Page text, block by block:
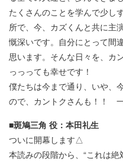
たくさんのことを学んで少し
所で、今、カズくんと共に主
慨深いです。自分にとって間
思います。そんな日々を、カ
っっっても幸せです！
僕たちは今まで通り、いや、
ので、カントクさんも！！
■斑鳩三角 役：本田礼生
ついに開幕します△
本読みの段階から、“これは